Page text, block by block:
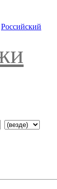
Российский